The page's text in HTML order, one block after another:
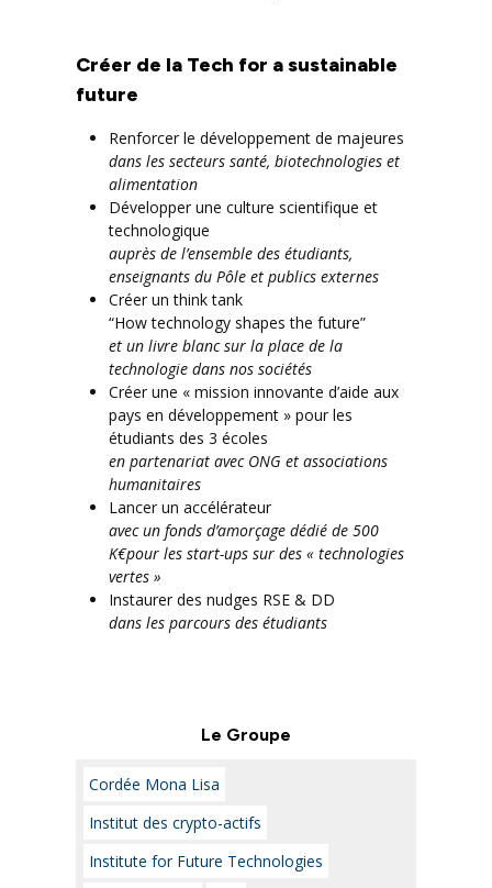
Créer de la Tech for a sustainable
future
Renforcer le développement de majeures
dans les secteurs santé, biotechnologies et
alimentation
Développer une culture scientifique et
technologique
auprès de l’ensemble des étudiants,
enseignants du Pôle et publics externes
Créer un think tank
“How technology shapes the future”
et un livre blanc sur la place de la
technologie dans nos sociétés
Créer une « mission innovante d’aide aux
pays en développement » pour les
étudiants des 3 écoles
en partenariat avec ONG et associations
humanitaires
Lancer un accélérateur
avec un fonds d’amorçage dédié de 500
K€pour les start-ups sur des « technologies
vertes »
Instaurer des nudges RSE & DD
dans les parcours des étudiants
Le Groupe
Cordée Mona Lisa
Institut des crypto-actifs
Institute for Future Technologies